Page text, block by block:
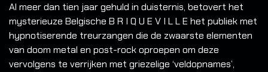
Al meer dan tien jaar gehuld in duisternis, betovert het
mysterieuze Belgische B R I Q U E V I L L E het publiek met
hypnotiserende treurzangen die de zwaarste elementen
van doom metal en post-rock oproepen om deze
vervolgens te verrijken met griezelige ‘veldopnames’,